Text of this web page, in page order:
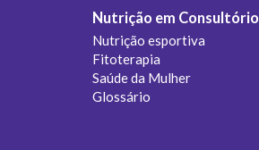
Nutrição em Consultório
Nutrição esportiva
Fitoterapia
Saúde da Mulher
Glossário